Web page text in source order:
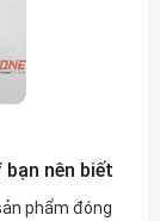
nên biết
phẩm đóng